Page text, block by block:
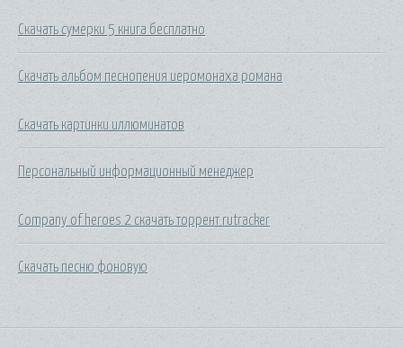
Скачать сумерки 5 книга бесплатно
Скачать альбом песнопения иеромонаха романа
Скачать картинки иллюминатов
Персональный информационный менеджер
Company of heroes 2 скачать торрент rutracker
Скачать песню фоновую